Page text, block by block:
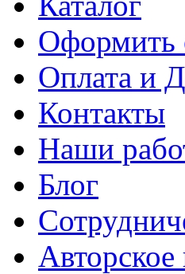
Оформить
Оплата и
Контакты
Наши
Блог
Авторское